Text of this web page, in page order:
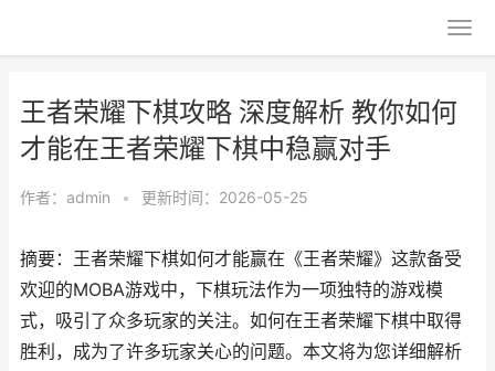
王者荣耀下棋攻略 深度解析 教你如何
才能在王者荣耀下棋中稳赢对手
作者： admin • 更新时间：2026-05-25
摘要：王者荣耀下棋如何才能赢在《王者荣耀》这款备受
欢迎的MOBA游戏中，下棋玩法作为一项独特的游戏模
式，吸引了众多玩家的关注。如何在王者荣耀下棋中取得
胜利，成为了许多玩家关心的问题。本文将为您详细解析